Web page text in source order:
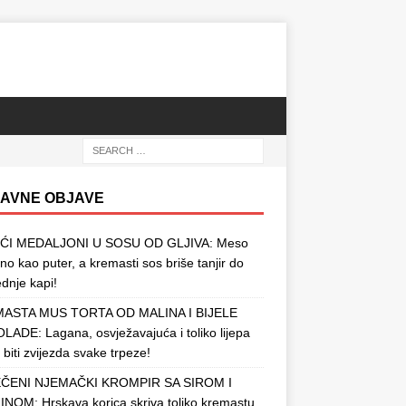
OBJAVE
MEDALJONI U SOSU OD GLJIVA: Meso
kao puter, a kremasti sos briše tanjir do
kapi!
MUS TORTA OD MALINA I BIJELE
Lagana, osvježavajuća i toliko lijepa
biti zvijezda svake trpeze!
NJEMAČKI KROMPIR SA SIROM I
Hrskava korica skriva toliko kremastu